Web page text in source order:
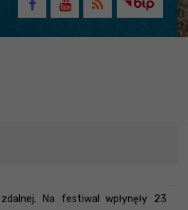
Na festiwal wpłynęły 23